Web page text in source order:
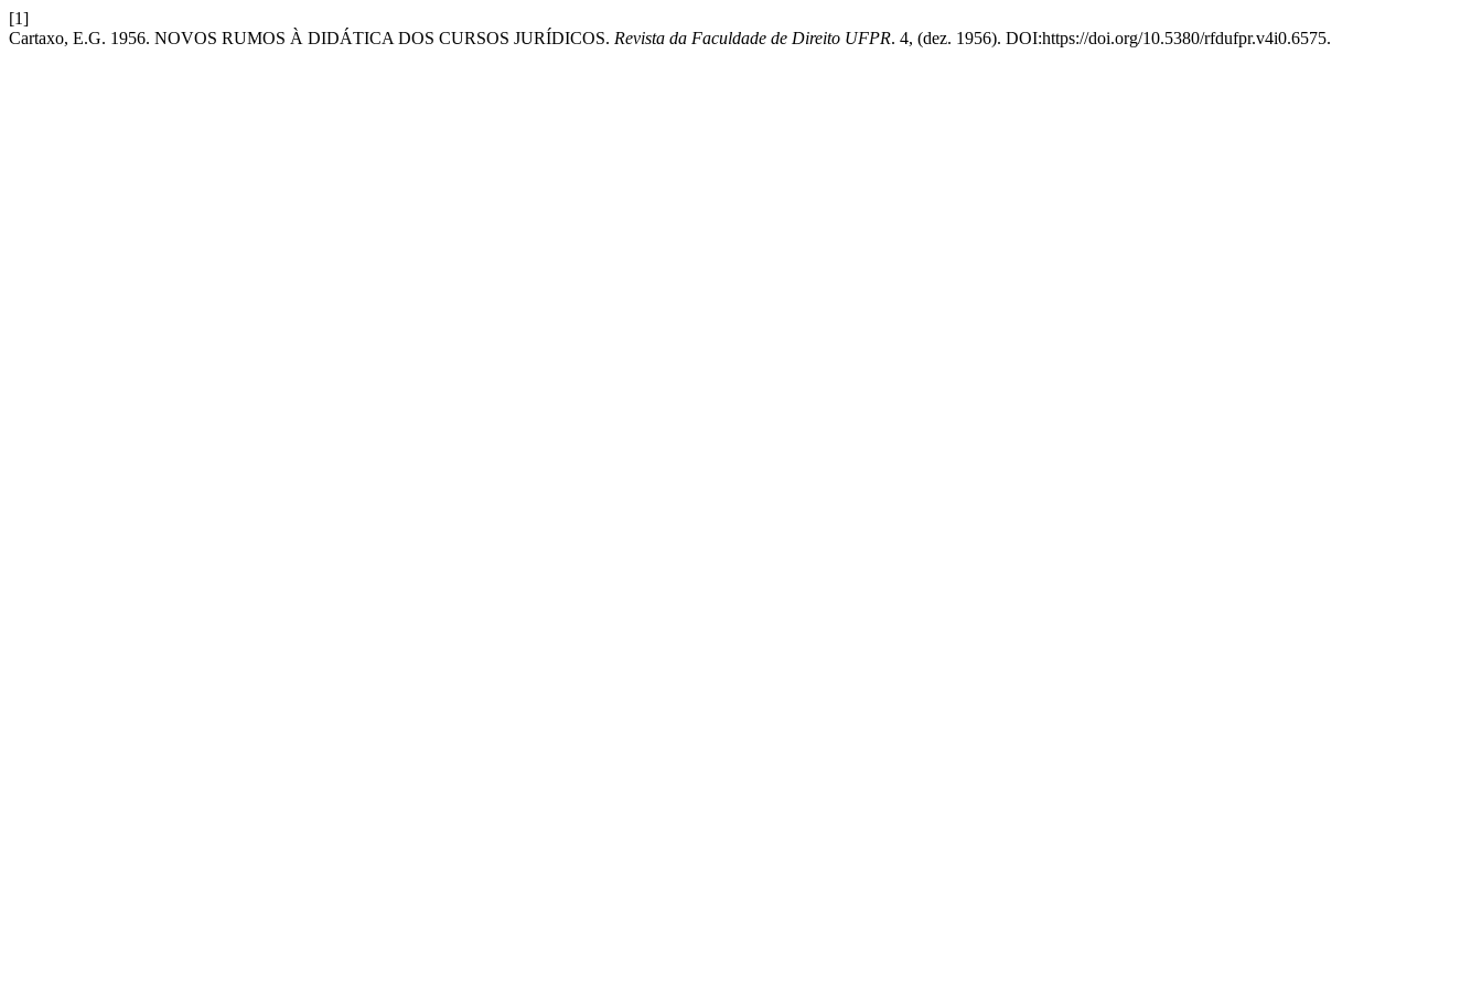
[1]
Cartaxo, E.G. 1956. NOVOS RUMOS À DIDÁTICA DOS CURSOS JURÍDICOS. Revista da Faculdade de Direito UFPR. 4, (dez. 1956). DOI:https://doi.org/10.5380/rfdufpr.v4i0.6575.